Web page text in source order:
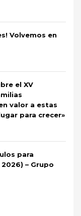
Volvemos en
el XV
valor a estas
para crecer»
para
– Grupo